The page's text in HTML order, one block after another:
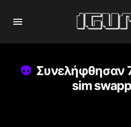
Συνελήφθησαν
sim